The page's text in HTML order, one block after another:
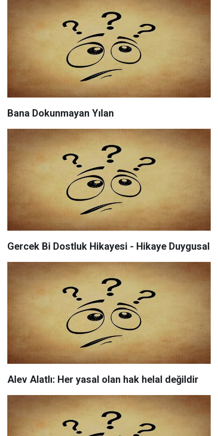
Bana Dokunmayan Yılan
Gercek Bi Dostluk Hikayesi - Hikaye Duygusal
Alev Alatlı: Her yasal olan hak helal değildir